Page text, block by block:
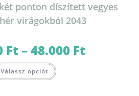
ponton díszített vegyes
virágokból 2043
Ft–48.000 Ft29.000 Ft
Válassz opciót a